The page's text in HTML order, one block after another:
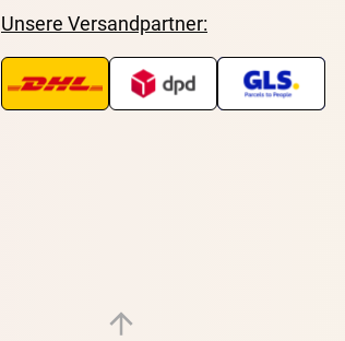
Unsere Versandpartner: